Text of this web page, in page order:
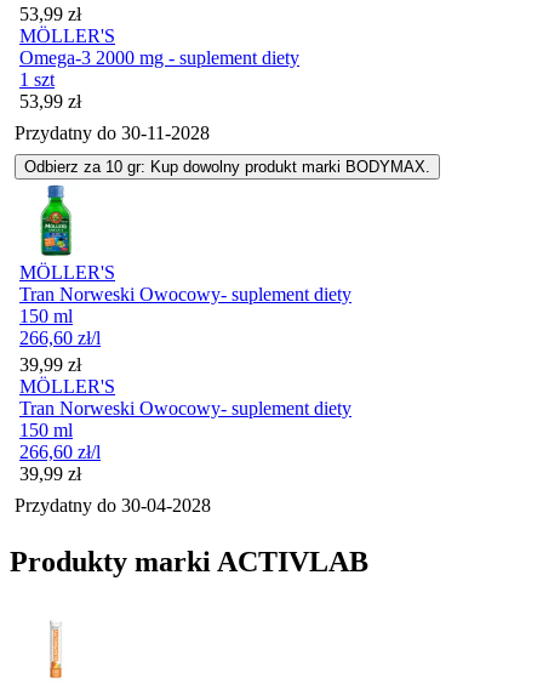
Cena
53,99 zł
MÖLLER'S
Omega-3 2000 mg - suplement diety
1 szt
Cena
53,99 zł
Przydatny do 30-11-2028
Odbierz za 10 gr: Kup dowolny produkt marki BODYMAX.
MÖLLER'S
Tran Norweski Owocowy- suplement diety
150 ml
266,60 zł/l
Cena
39,99 zł
MÖLLER'S
Tran Norweski Owocowy- suplement diety
150 ml
266,60 zł/l
Cena
39,99 zł
Przydatny do 30-04-2028
Produkty marki ACTIVLAB